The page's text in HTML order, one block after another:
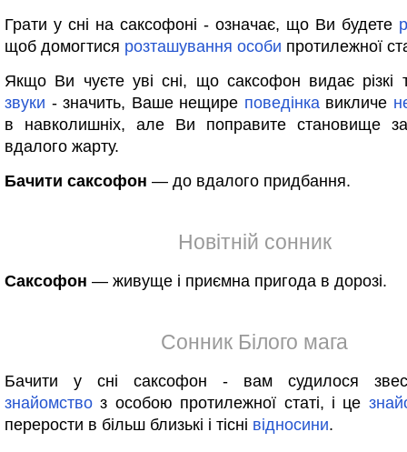
Грати у сні на саксофоні - означає, що Ви будете
щоб домогтися розташування особи протилежної
Якщо Ви чуєте уві сні, що саксофон видає різкі
звуки - значить, Ваше нещире поведінкавикличе
в навколишніх, але Ви поправите становище
вдалого жарту.
Бачити саксофон — до вдалого придбання.
Новітній сонник
Саксофон — живуще і приємна пригода в дорозі.
Сонник Білого мага
Бачити у сні саксофон - вам судилося
знайомство з особою протилежної статі, і це
перерости в більш близькі і тісні відносини.